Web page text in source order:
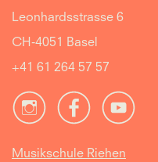
Leonhardsstrasse 6
CH-4051 Basel
+41 61 264 57 57
Musikschule Riehen